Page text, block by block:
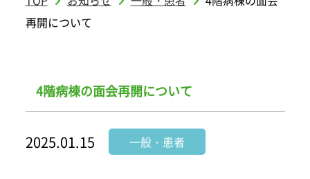
再開について
4階病棟の面会再開について
2025.01.15 一般・患者